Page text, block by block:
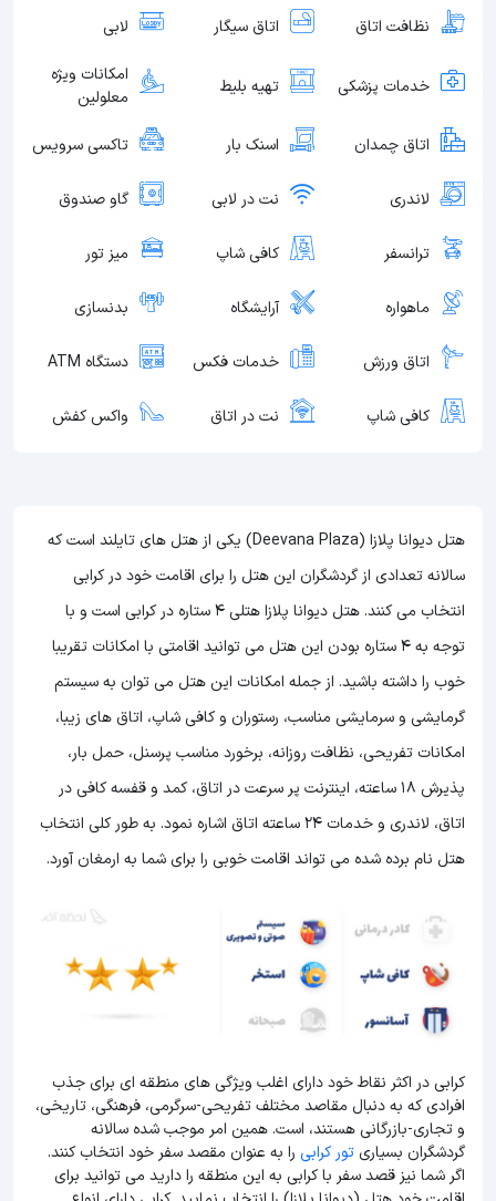
نظافت اتاق اتاق سیگار لابی
خدمات پزشکی تهیه بلیط
امکانات ویژه
معلولین
اتاق چمدان اسنک بار تاکسی سرویس
لاندری نت در لابی گاو صندوق
ترانسفر کافی شاپ میز تور
ماهواره آرایشگاه بدنسازی
اتاق ورزش خدمات فکس دستگاه ATM
کافی شاپ نت در اتاق واکس کفش
هتل دیوانا پلازا (Deevana Plaza) یکی از هتل های تایلند است که
سالانه تعدادی از گردشگران این هتل را برای اقامت خود در کرابی
انتخاب می کنند. هتل دیوانا پلازا هتلی 4 ستاره در کرابی است و با
توجه به 4 ستاره بودن این هتل
می توانید اقامتی با امکانات تقریبا
خوب را داشته باشید. از جمله امکانات این هتل می توان به سیستم
گرمایشی و سرمایشی مناسب، رستوران و کافی شاپ، اتاق های زیبا،
امکانات تفریحی، نظافت روزانه، برخورد مناسب پرسنل، حمل بار،
پذیرش 18 ساعته، اینترنت پر سرعت در اتاق، کمد و قفسه کافی در
اتاق، لاندری و خدمات 24 ساعته اتاق اشاره نمود. به طور کلی انتخاب
هتل نام برده شده می تواند اقامت خوبی را برای شما به ارمغان آورد.
کرابی در اکثر نقاط خود دارای اغلب ویژگی های منطقه ای برای جذب
افرادی که به دنبال مقاصد مختلف تفریحی-سرگرمی، فرهنگی، تاریخی،
و تجاری-بازرگانی هستند، است. همین امر موجب شده سالانه
گردشگران بسیاریتور کرابی را به عنوان مقصد سفر خود انتخاب کنند.
اگر شما نیز قصد سفر با کرابی به این منطقه را دارید می توانید برای